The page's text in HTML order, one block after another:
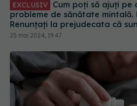
EXCLUSIV
probleme de sănătate mintală.
Renunțați la prejudecata că
merg la un psihoterapeut sau
25 mai 2024, 19:47